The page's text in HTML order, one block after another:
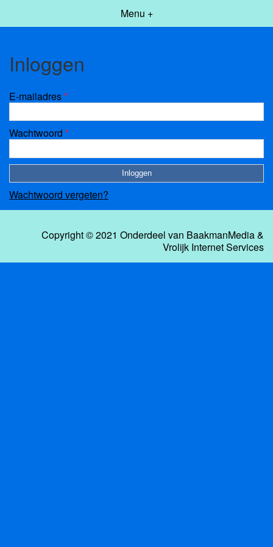
Menu +
Inloggen
E-mailadres*
Wachtwoord *
Wachtwoord vergeten?
Copyright © 2021 Onderdeel van BaakmanMedia&
Vrolijk Internet Services